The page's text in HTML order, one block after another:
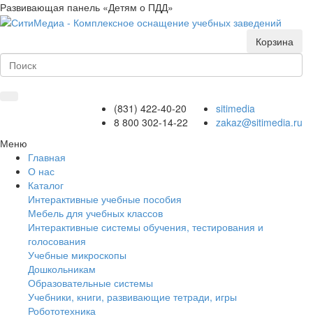
Развивающая панель «Детям о ПДД»
Корзина
sitimedia
zakaz@sitimedia.ru
(831) 422-40-20
8 800 302-14-22
Меню
Главная
О нас
Каталог
Интерактивные учебные пособия
Мебель для учебных классов
Интерактивные системы обучения, тестирования и
голосования
Учебные микроскопы
Дошкольникам
Образовательные системы
Учебники, книги, развивающие тетради, игры
Робототехника